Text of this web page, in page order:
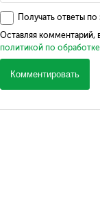
Получать ответы
Оставляя комментарий,
политикой по
Комментировать